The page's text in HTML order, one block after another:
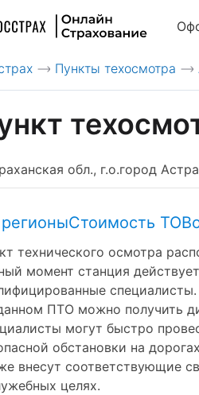
> Пункты техосмотра >
обл., г.о.город
Стоимость ТО
технического осмотра
момент станция
ПТО можно получить
могут быстро
обстановки на
внесут соответствующие
целях.